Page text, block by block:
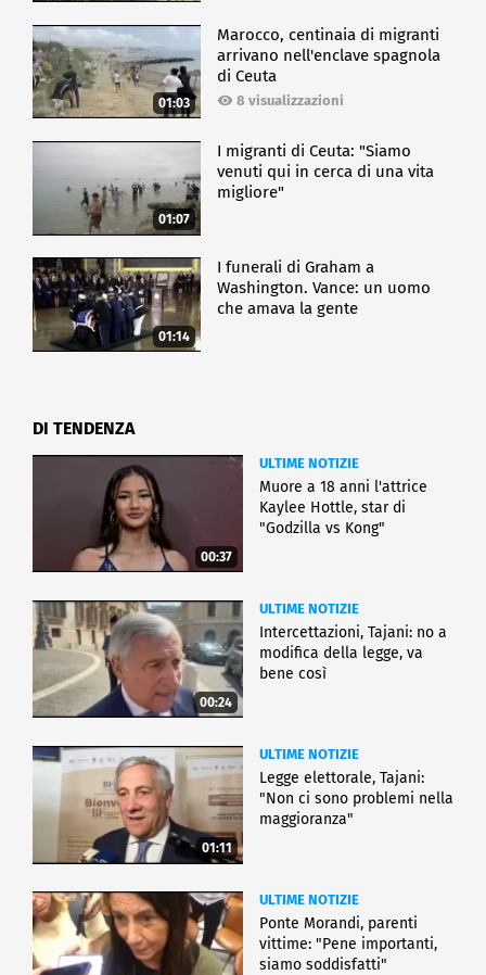
01:03
Marocco, centinaia di migranti
arrivano nell'enclave spagnola
di Ceuta
8 visualizzazioni
01:07
I migranti di Ceuta: "Siamo
venuti qui in cerca di una vita
migliore"
01:14
I funerali di Graham a
Washington. Vance: un uomo
che amava la gente
DI TENDENZA
00:37
ULTIME NOTIZIE
Muore a 18 anni l'attrice
Kaylee Hottle, star di
"Godzilla vs Kong"
00:24
ULTIME NOTIZIE
Intercettazioni, Tajani: no a
modifica della legge, va
bene così
01:11
ULTIME NOTIZIE
Legge elettorale, Tajani:
"Non ci sono problemi nella
maggioranza"
ULTIME NOTIZIE
Ponte Morandi, parenti
vittime: "Pene importanti,
siamo soddisfatti"